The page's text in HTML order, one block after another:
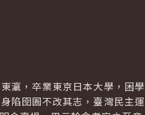
瀛，卒業東京日本大學，困
陷囹圄不改其志，臺灣民主